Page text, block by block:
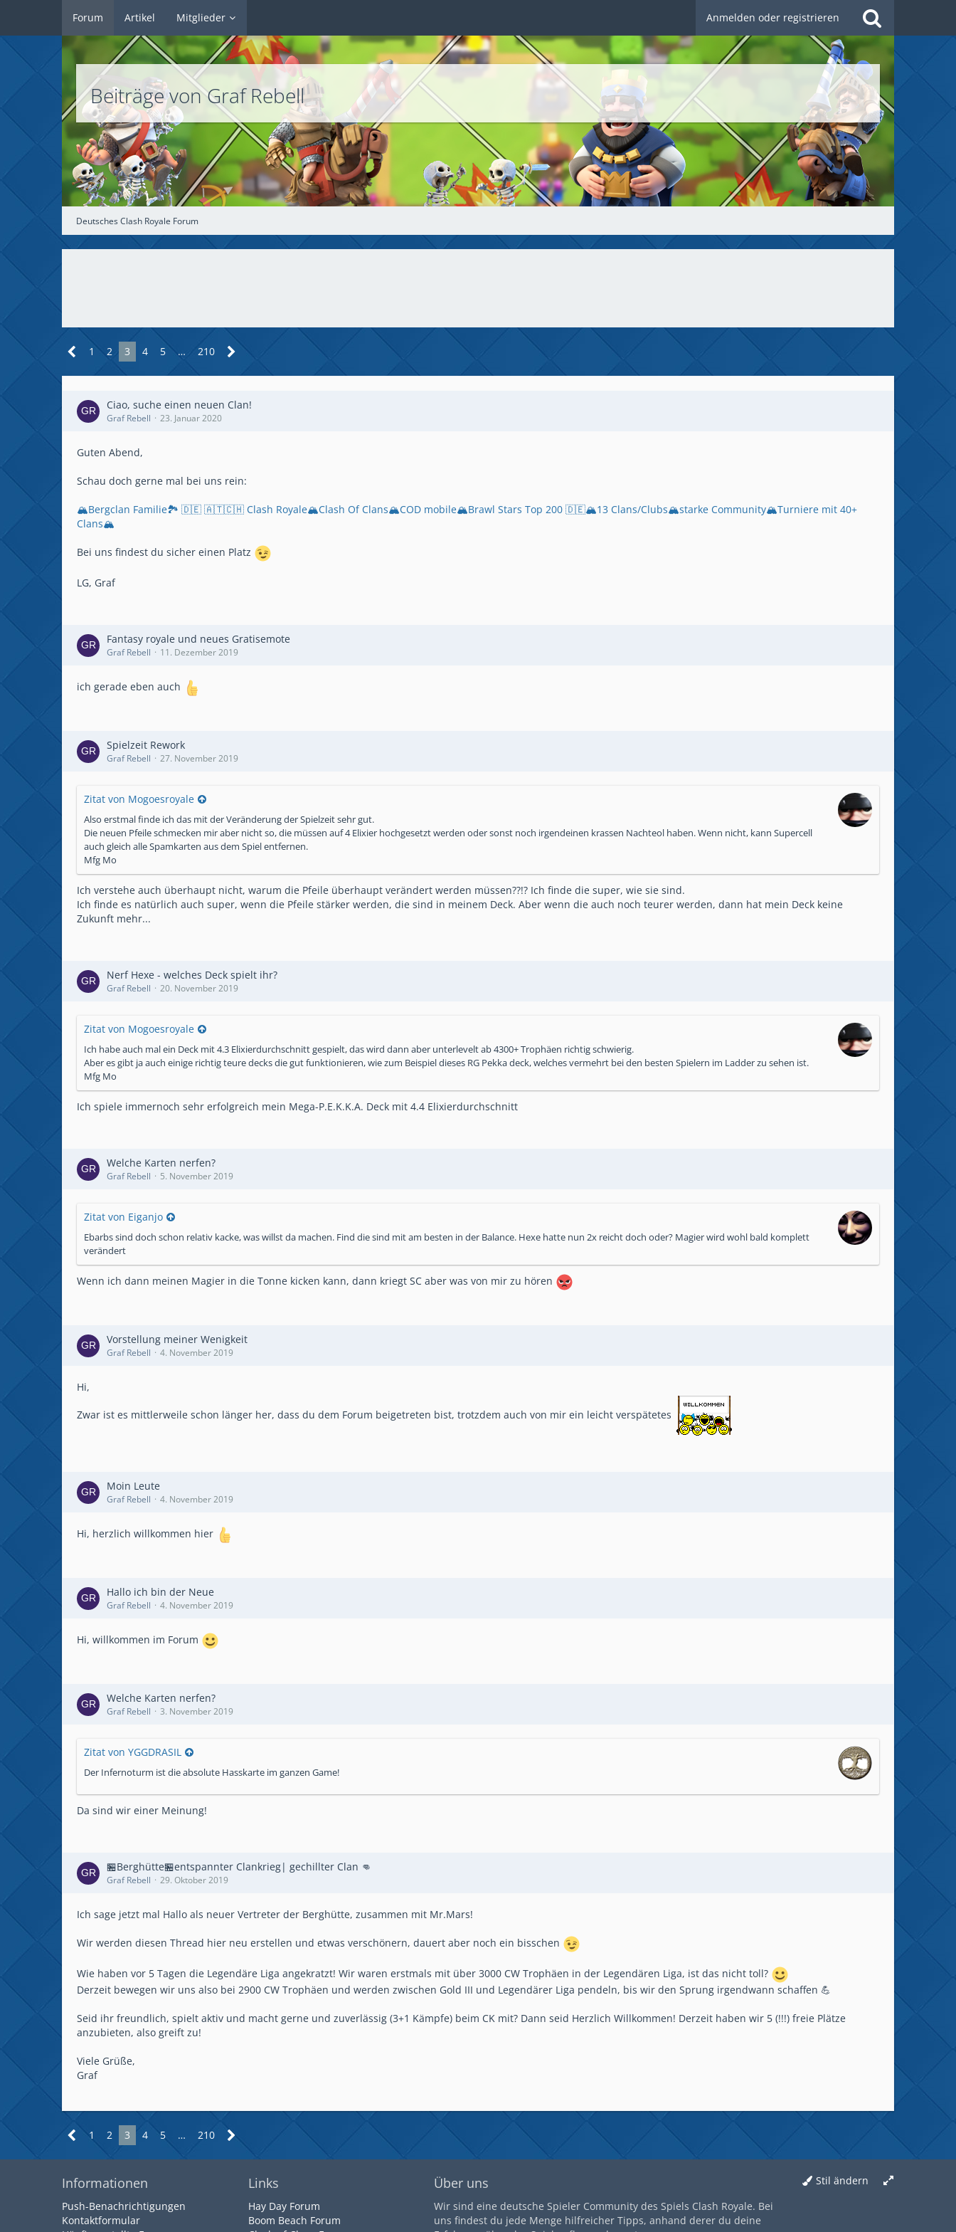
Forum Artikel Mitglieder Anmelden oder registrieren
Deutsches Clash Royale Forum
Beiträge von Graf Rebell
1 2 3 4 5 … 210
Ciao, suche einen neuen Clan!
Graf Rebell 23. Januar 2020
Guten Abend,
Schau doch gerne mal bei uns rein:
🏔️Bergclan Familie🏞️ 🇩🇪 🇦🇹🇨🇭 Clash Royale🏔️Clash Of Clans🏔️COD mobile🏔️Brawl Stars Top 200 🇩🇪🏔️13 Clans/Clubs🏔️starke Community🏔️Turniere mit 40+
Clans🏔️
Bei uns findest du sicher einen Platz
LG, Graf
Fantasy royale und neues Gratisemote
Graf Rebell 11. Dezember 2019
ich gerade eben auch
Spielzeit Rework
Graf Rebell 27. November 2019
Zitat von Mogoesroyale
Also erstmal finde ich das mit der Veränderung der Spielzeit sehr gut.
Die neuen Pfeile schmecken mir aber nicht so, die müssen auf 4 Elixier hochgesetzt werden oder sonst noch irgendeinen krassen Nachteol haben. Wenn nicht, kann Supercell
auch gleich alle Spamkarten aus dem Spiel entfernen.
Mfg Mo
Ich verstehe auch überhaupt nicht, warum die Pfeile überhaupt verändert werden müssen??!? Ich finde die super, wie sie sind.
Ich finde es natürlich auch super, wenn die Pfeile stärker werden, die sind in meinem Deck. Aber wenn die auch noch teurer werden, dann hat mein Deck keine
Zukunft mehr...
Nerf Hexe - welches Deck spielt ihr?
Graf Rebell 20. November 2019
Zitat von Mogoesroyale
Ich habe auch mal ein Deck mit 4.3 Elixierdurchschnitt gespielt, das wird dann aber unterlevelt ab 4300+ Trophäen richtig schwierig.
Aber es gibt ja auch einige richtig teure decks die gut funktionieren, wie zum Beispiel dieses RG Pekka deck, welches vermehrt bei den besten Spielern im Ladder zu sehen ist.
Mfg Mo
Ich spiele immernoch sehr erfolgreich mein Mega-P.E.K.K.A. Deck mit 4.4 Elixierdurchschnitt
Welche Karten nerfen?
Graf Rebell 5. November 2019
Zitat von Eiganjo
Ebarbs sind doch schon relativ kacke, was willst da machen. Find die sind mit am besten in der Balance. Hexe hatte nun 2x reicht doch oder? Magier wird wohl bald komplett
verändert
Wenn ich dann meinen Magier in die Tonne kicken kann, dann kriegt SC aber was von mir zu hören
Vorstellung meiner Wenigkeit
Graf Rebell 4. November 2019
Hi,
Zwar ist es mittlerweile schon länger her, dass du dem Forum beigetreten bist, trotzdem auch von mir ein leicht verspätetes
Moin Leute
Graf Rebell 4. November 2019
Hi, herzlich willkommen hier
Hallo ich bin der Neue
Graf Rebell 4. November 2019
Hi, willkommen im Forum
Welche Karten nerfen?
Graf Rebell 3. November 2019
Zitat von YGGDRASIL
Der Infernoturm ist die absolute Hasskarte im ganzen Game!
Da sind wir einer Meinung!
🏪Berghütte🏪entspannter Clankrieg| gechillter Clan 👊
Graf Rebell 29. Oktober 2019
Ich sage jetzt mal Hallo als neuer Vertreter der Berghütte, zusammen mit Mr.Mars!
Wir werden diesen Thread hier neu erstellen und etwas verschönern, dauert aber noch ein bisschen
Wie haben vor 5 Tagen die Legendäre Liga angekratzt! Wir waren erstmals mit über 3000 CW Trophäen in der Legendären Liga, ist das nicht toll?
Derzeit bewegen wir uns also bei 2900 CW Trophäen und werden zwischen Gold III und Legendärer Liga pendeln, bis wir den Sprung irgendwann schaffen 💪
Seid ihr freundlich, spielt aktiv und macht gerne und zuverlässig (3+1 Kämpfe) beim CK mit? Dann seid Herzlich Willkommen! Derzeit haben wir 5 (!!!) freie Plätze
anzubieten, also greift zu!
Viele Grüße,
Graf
1 2 3 4 5 … 210
Stil ändern
Informationen
Push-Benachrichtigungen
Kontaktformular
Links
Hay Day Forum
Boom Beach Forum
Über uns
Wir sind eine deutsche Spieler Community des Spiels Clash Royale. Bei
uns findest du jede Menge hilfreicher Tipps, anhand derer du deine